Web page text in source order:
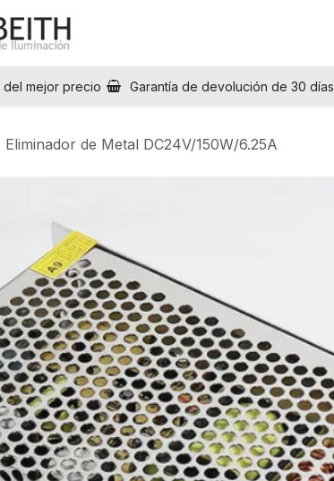
del mejor precio Garantía de devolución de 30 días
Eliminador de Metal DC24V/150W/6.25A